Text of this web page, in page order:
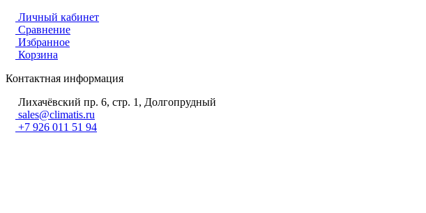
Личный кабинет
Сравнение
Избранное
Корзина
Контактная информация
Лихачёвский пр. 6, стр. 1, Долгопрудный
sales@climatis.ru
+7 926 011 51 94